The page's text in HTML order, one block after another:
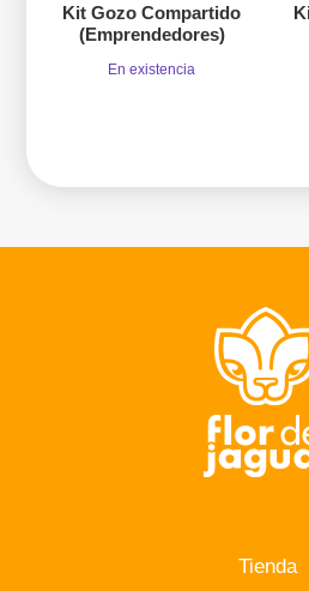
Kit Gozo Compartido
(Emprendedores)
En existencia
Tienda